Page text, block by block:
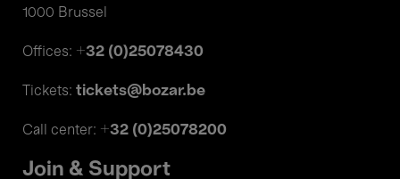
1000 Brussel
Offices: +32 (0)25078430
Tickets: tickets@bozar.be
Call center: +32 (0)25078200
Join & Support